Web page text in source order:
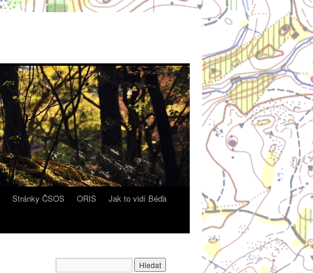
Stránky ČSOS ORIS
Jak to vidí Béďa